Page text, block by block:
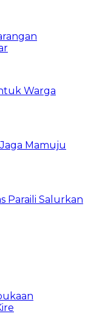
Warga
Mamuju
Paraili Salurkan